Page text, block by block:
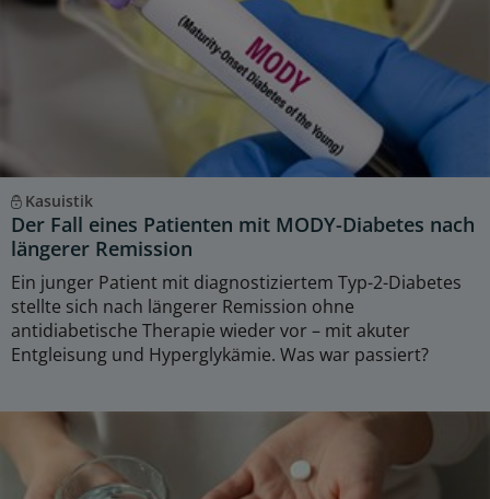
Kasuistik
Der Fall eines Patienten mit MODY-Diabetes nach
längerer Remission
Ein junger Patient mit diagnostiziertem Typ-2-Diabetes
stellte sich nach längerer Remission ohne
antidiabetische Therapie wieder vor – mit akuter
Entgleisung und Hyperglykämie. Was war passiert?